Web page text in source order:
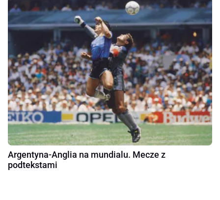
Argentyna-Anglia na mundialu. Mecze z
podtekstami